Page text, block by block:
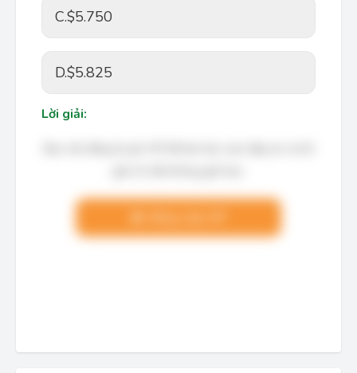
C.$5.750
D.$5.825
Lời giải: